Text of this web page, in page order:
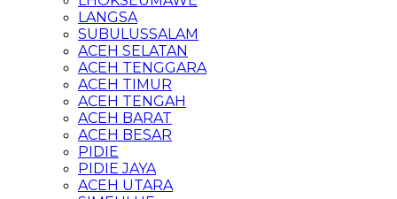
LANGSA
SUBULUSSALAM
ACEH SELATAN
ACEH TENGGARA
ACEH TIMUR
ACEH TENGAH
ACEH BARAT
ACEH BESAR
PIDIE
PIDIE JAYA
ACEH UTARA